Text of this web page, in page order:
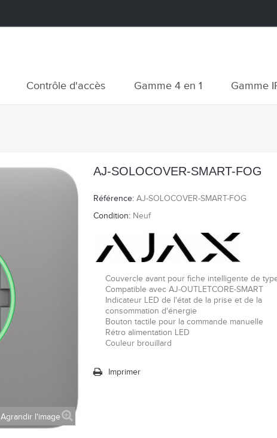
Contrôle d'accès Gamme 4 en 1 Gamme
Agrandir l'image
AJ-SOLOCOVER-SMART-FOG
Référence: AJ-SOLOCOVER-SMART-FOG
Condition: Neuf
Couvercle avant pour fiche intelligente de
Compatible avec AJ-OUTLETCORE-SMART
Indicateur LED de l'état de la prise et de la
consommation d'énergie
Bouton tactile pour la commande manuelle
Rétro alimentation LED
Couleur brouillard
Imprimer